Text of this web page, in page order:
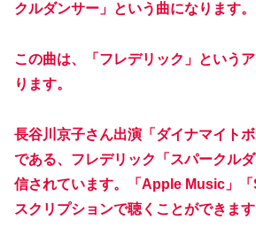
クルダンサー」という曲になります。
この曲は、「フレデリック」という
ります。
長谷川京子さん出演「ダイナマイト
である、フレデリック「スパークル
信されています。「Apple Music」
スクリプションで聴くことができます